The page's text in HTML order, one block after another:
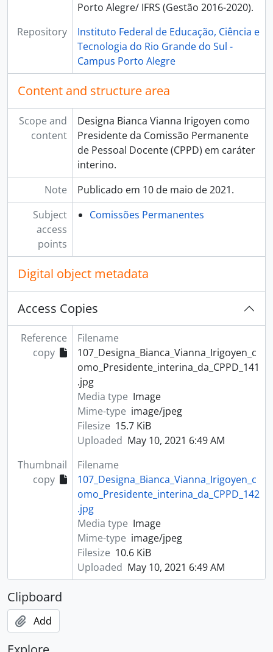
Porto Alegre/ IFRS (Gestão 2016-2020).
Repository
Instituto Federal de Educação, Ciência e
Tecnologia do Rio Grande do Sul -
Campus Porto Alegre
Content and structure area
Scope and
content
Designa Bianca Vianna Irigoyen como
Presidente da Comissão Permanente
de Pessoal Docente (CPPD) em caráter
interino.
Note
Publicado em 10 de maio de 2021.
Subject
access
points
Comissões Permanentes
Digital object metadata
Access Copies
Reference
copy
Filename
107_Designa_Bianca_Vianna_Irigoyen_c
omo_Presidente_interina_da_CPPD_141
.jpg
Media type Image
Mime-type image/jpeg
Filesize 15.7 KiB
Uploaded May 10, 2021 6:49 AM
Thumbnail
copy
Filename
107_Designa_Bianca_Vianna_Irigoyen_c
omo_Presidente_interina_da_CPPD_142
.jpg
Media type Image
Mime-type image/jpeg
Filesize 10.6 KiB
Uploaded May 10, 2021 6:49 AM
Clipboard
Add